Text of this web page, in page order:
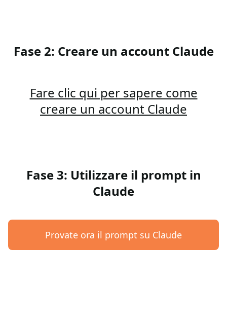
Fase 2: Creare un account Claude
Fare clic qui per sapere come
creare un account Claude
Fase 3: Utilizzare il prompt in
Claude
Provate ora il prompt su Claude